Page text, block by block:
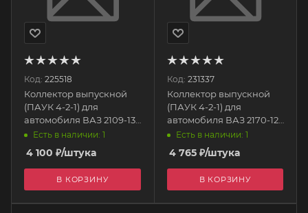
Код: 225518
Коллектор выпускной
(ПАУК 4-2-1) для
автомобиля ВАЗ 2109-13
8кл, 1 датчик. П20
STINGER
Есть в наличии: 1
4 100 ₽/штука
В КОРЗИНУ
Код: 231337
Коллектор выпускной
(ПАУК 4-2-1) для
автомобиля ВАЗ 2170-12-
10 16 кл, 2 датчика
"СУБАРУ" П32 STINGER
Есть в наличии: 1
4 765₽/штука
В КОРЗИНУ